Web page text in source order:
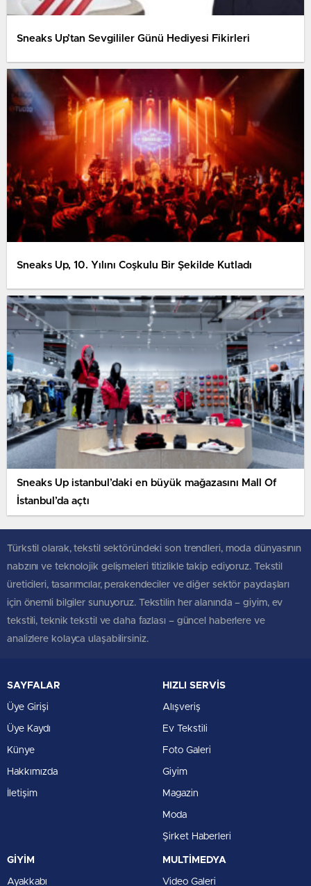
Sneaks Up’tan Sevgililer Günü Hediyesi Fikirleri
Sneaks Up, 10. Yılını Coşkulu Bir Şekilde Kutladı
Sneaks Up istanbul’daki en büyük mağazasını Mall Of
İstanbul’da açtı
Türkstil olarak, tekstil sektöründeki son trendleri, moda dünyasının
nabzını ve teknolojik gelişmeleri titizlikle takip ediyoruz. Tekstil
üreticileri, tasarımcılar, perakendeciler ve diğer sektör paydaşları
için önemli bilgiler sunuyoruz. Tekstilin her alanında – giyim, ev
tekstili, teknik tekstil ve daha fazlası – güncel haberlere ve
analizlere kolayca ulaşabilirsiniz.
SAYFALAR
Üye Girişi
Üye Kaydı
Künye
Hakkımızda
İletişim
HIZLI SERVİS
Alışveriş
Ev Tekstili
Foto Galeri
Giyim
Magazin
Moda
Şirket Haberleri
GİYİM
Ayakkabı
MULTİMEDYA
Video Galeri